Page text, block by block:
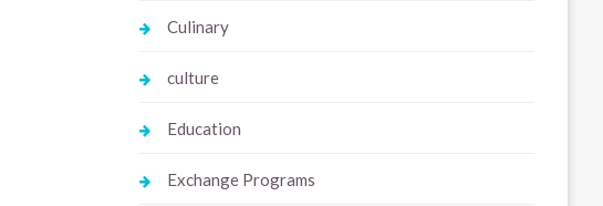
Culinary
culture
Education
Exchange Programs